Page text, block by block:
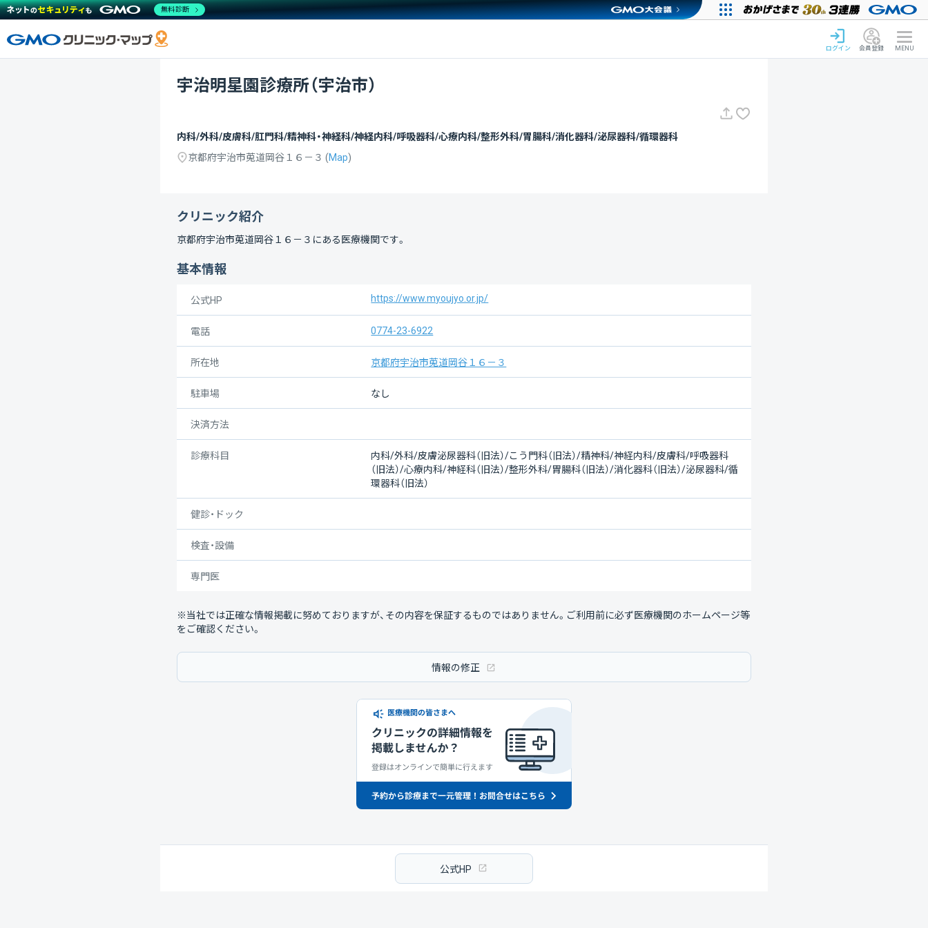
ログイン 会員登録 MENU
宇治明星園診療所（宇治市）
内科/外科/皮膚科/肛門科/精神科・神経科/神経内科/呼吸器科/心療内科/整形外科/胃腸科/消化器科/泌尿器科/循環器科
京都府宇治市莵道岡谷１６－３ (Map)
クリニック紹介
京都府宇治市莵道岡谷１６－３ にある医療機関です。
基本情報
公式HP https://www.myoujyo.or.jp/
電話 0774-23-6922
所在地 京都府宇治市莵道岡谷１６－３
駐車場 なし
決済方法
診療科目
内科/外科/皮膚泌尿器科（旧法）/こう門科（旧法）/精神科/神経内科/皮膚科/呼吸器科
（旧法）/心療内科/神経科（旧法）/整形外科/胃腸科（旧法）/消化器科（旧法）/泌尿器科/循
環器科（旧法）
健診・ドック
検査・設備
専門医
※当社では正確な情報掲載に努めておりますが、その内容を保証するものではありません。ご利用前に必ず医療機関のホームページ等
をご確認ください。
情報の修正
公式HP
無料診断